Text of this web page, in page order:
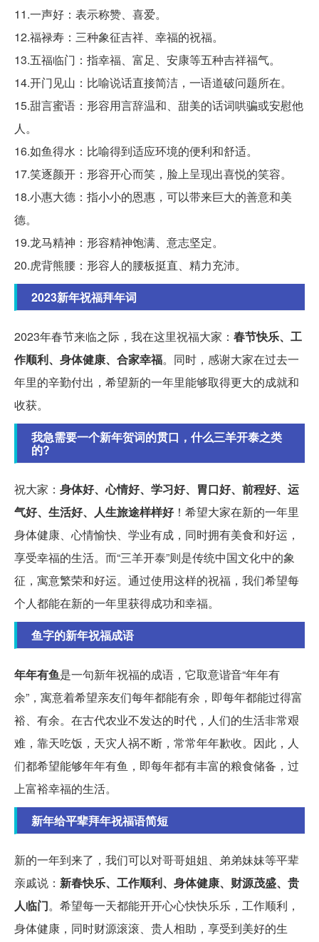
11.一声好：表示称赞、喜爱。
12.福禄寿：三种象征吉祥、幸福的祝福。
13.五福临门：指幸福、富足、安康等五种吉祥福气。
14.开门见山：比喻说话直接简洁，一语道破问题所在。
15.甜言蜜语：形容用言辞温和、甜美的话词哄骗或安慰他
人。
16.如鱼得水：比喻得到适应环境的便利和舒适。
17.笑逐颜开：形容开心而笑，脸上呈现出喜悦的笑容。
18.小惠大德：指小小的恩惠，可以带来巨大的善意和美
德。
19.龙马精神：形容精神饱满、意志坚定。
20.虎背熊腰：形容人的腰板挺直、精力充沛。
2023新年祝福拜年词
2023年春节来临之际，我在这里祝福大家： 春节快乐、工
作顺利、身体健康、合家幸福。同时，感谢大家在过去一
年里的辛勤付出，希望新的一年里能够取得更大的成就和
收获。
我急需要一个新年贺词的贯口，什么三羊开泰之类
的?
祝大家： 身体好、心情好、学习好、胃口好、前程好、运
气好、生活好、人生旅途样样好！希望大家在新的一年里
身体健康、心情愉快、学业有成，同时拥有美食和好运，
享受幸福的生活。而“三羊开泰”则是传统中国文化中的象
征，寓意繁荣和好运。通过使用这样的祝福，我们希望每
个人都能在新的一年里获得成功和幸福。
鱼字的新年祝福成语
年年有鱼是一句新年祝福的成语，它取意谐音“年年有
余” ，寓意着希望亲友们每年都能有余，即每年都能过得富
裕、有余。在古代农业不发达的时代，人们的生活非常艰
难，靠天吃饭，天灾人祸不断，常常年年歉收。因此，人
们都希望能够年年有鱼，即每年都有丰富的粮食储备，过
上富裕幸福的生活。
新年给平辈拜年祝福语简短
新的一年到来了，我们可以对哥哥姐姐、弟弟妹妹等平辈
亲戚说： 新春快乐、工作顺利、身体健康、财源茂盛、贵
人临门。希望每一天都能开开心心快快乐乐，工作顺利，
身体健康，同时财源滚滚、贵人相助，享受到美好的生